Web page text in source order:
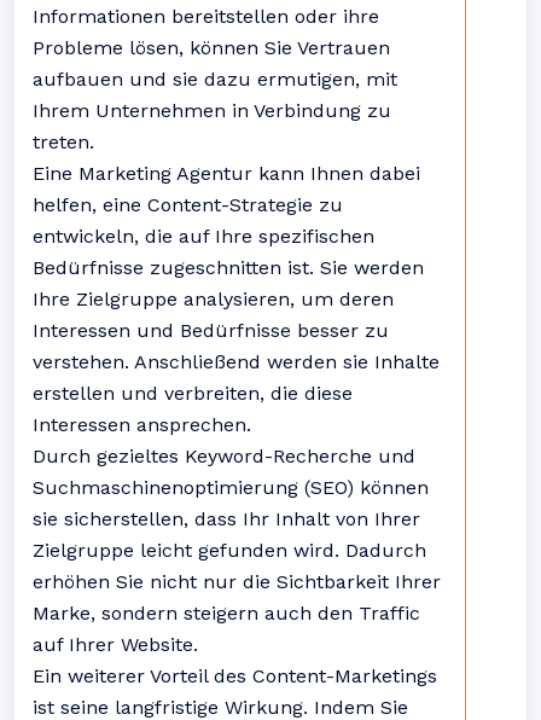
Informationen bereitstellen oder ihre
Probleme lösen, können Sie Vertrauen
aufbauen und sie dazu ermutigen, mit
Ihrem Unternehmen in Verbindung zu
treten.
Eine Marketing Agentur kann Ihnen dabei
helfen, eine Content-Strategie zu
entwickeln, die auf Ihre spezifischen
Bedürfnisse zugeschnitten ist. Sie werden
Ihre Zielgruppe analysieren, um deren
Interessen und Bedürfnisse besser zu
verstehen. Anschließend werden sie Inhalte
erstellen und verbreiten, die diese
Interessen ansprechen.
Durch gezieltes Keyword-Recherche und
Suchmaschinenoptimierung (SEO) können
sie sicherstellen, dass Ihr Inhalt von Ihrer
Zielgruppe leicht gefunden wird. Dadurch
erhöhen Sie nicht nur die Sichtbarkeit Ihrer
Marke, sondern steigern auch den Traffic
auf Ihrer Website.
Ein weiterer Vorteil des Content-Marketings
ist seine langfristige Wirkung. Indem Sie